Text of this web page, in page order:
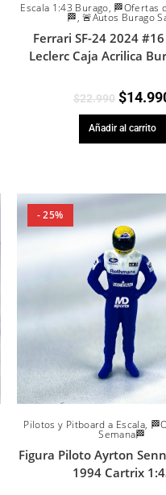
Escala 1:43 Burago, 🏁Ofertas
🏁,🚨Autos Burago
Ferrari SF-24 2024
Leclerc Caja Acrilica
$22.990 $
Añadir al carrito
- 25%
Pilotos y Pitboard a Escala,
Semana🏁
Figura Piloto Ayrton
1994 Cartrix